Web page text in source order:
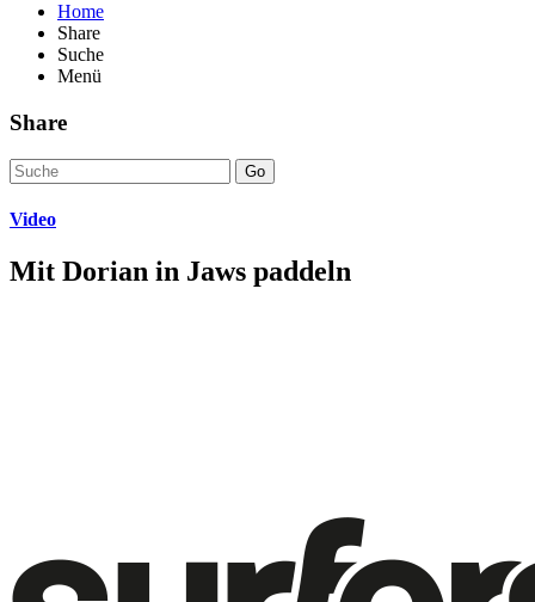
Home
Share
Suche
Menü
Share
Go
Video
Mit Dorian in Jaws paddeln